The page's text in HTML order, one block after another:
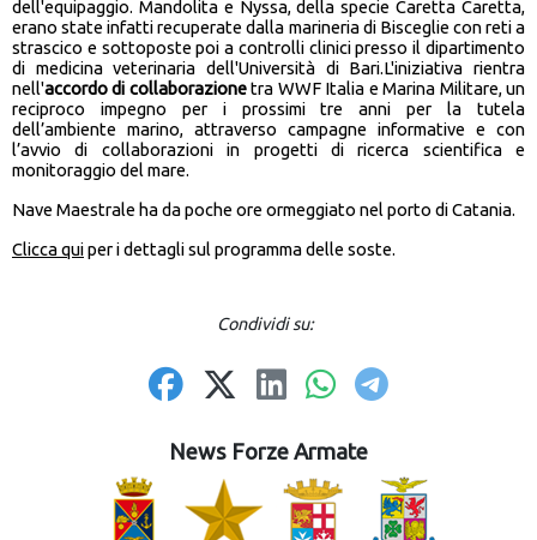
dell'equipaggio. Mandolita e Nyssa, della specie Caretta Caretta,
erano state infatti recuperate dalla marineria di Bisceglie con reti a
strascico e sottoposte poi a controlli clinici presso il dipartimento
di medicina veterinaria dell'Università di Bari.L'iniziativa rientra
nell'accordo di collaborazionetra WWF Italia e Marina Militare, un
reciproco impegno per i prossimi tre anni per la tutela
dell’ambiente marino, attraverso campagne informative e con
l’avvio di collaborazioni in progetti di ricerca scientifica e
monitoraggio del mare.
Nave Maestrale ha da poche ore ormeggiato nel porto di Catania.
Clicca quiper i dettagli sul programma delle soste.
Condividi su:
News Forze Armate